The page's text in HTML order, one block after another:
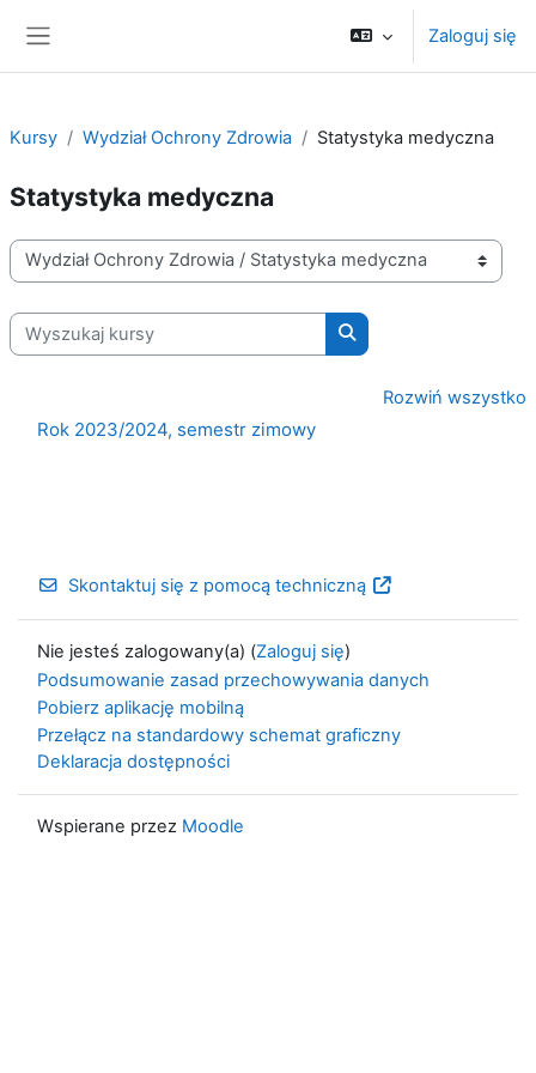
Zaloguj się
Kursy Wydział Ochrony Zdrowia Statystyka medyczna
Statystyka medyczna
Kategorie kursów
Wyszukaj kursy
Wyszukaj kursy
Rozwiń wszystko
Rok 2023/2024, semestr zimowy
Skontaktuj się z pomocą techniczną
Nie jesteś zalogowany(a) (Zaloguj się)
Podsumowanie zasad przechowywania danych
Pobierz aplikację mobilną
Przełącz na standardowy schemat graficzny
Deklaracja dostępności
Wspierane przez Moodle